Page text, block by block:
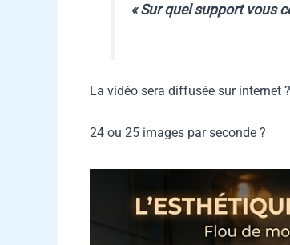
« Sur quel support vous
La vidéo sera diffusée sur internet
24 ou 25 images par seconde ?